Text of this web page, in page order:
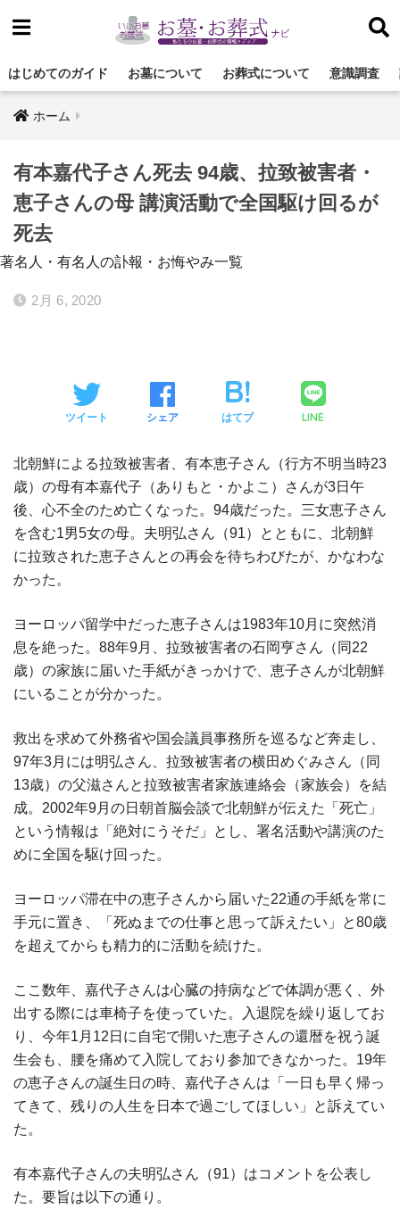
はじめてのガイド お墓について お葬式について 意識調査
ホーム
有本嘉代子さん死去 94歳、拉致被害者・
恵子さんの母 講演活動で全国駆け回るが
死去
著名人・有名人の訃報・お悔やみ一覧
2月 6, 2020
ツイート シェア はてブ LINE
北朝鮮による拉致被害者、有本恵子さん（行方不明当時23
歳）の母有本嘉代子（ありもと・かよこ）さんが3日午
後、心不全のため亡くなった。94歳だった。三女恵子さん
を含む1男5女の母。夫明弘さん（91）とともに、北朝鮮
に拉致された恵子さんとの再会を待ちわびたが、かなわな
かった。
ヨーロッパ留学中だった恵子さんは1983年10月に突然消
息を絶った。88年9月、拉致被害者の石岡亨さん（同22
歳）の家族に届いた手紙がきっかけで、恵子さんが北朝鮮
にいることが分かった。
救出を求めて外務省や国会議員事務所を巡るなど奔走し、
97年3月には明弘さん、拉致被害者の横田めぐみさん（同
13歳）の父滋さんと拉致被害者家族連絡会（家族会）を結
成。2002年9月の日朝首脳会談で北朝鮮が伝えた「死亡」
という情報は「絶対にうそだ」とし、署名活動や講演のた
めに全国を駆け回った。
ヨーロッパ滞在中の恵子さんから届いた22通の手紙を常に
手元に置き、「死ぬまでの仕事と思って訴えたい」と80歳
を超えてからも精力的に活動を続けた。
ここ数年、嘉代子さんは心臓の持病などで体調が悪く、外
出する際には車椅子を使っていた。入退院を繰り返してお
り、今年1月12日に自宅で開いた恵子さんの還暦を祝う誕
生会も、腰を痛めて入院しており参加できなかった。19年
の恵子さんの誕生日の時、嘉代子さんは「一日も早く帰っ
てきて、残りの人生を日本で過ごしてほしい」と訴えてい
た。
有本嘉代子さんの夫明弘さん（91）はコメントを公表し
た。要旨は以下の通り。